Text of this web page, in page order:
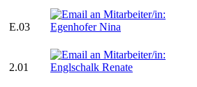
E.03
2.01